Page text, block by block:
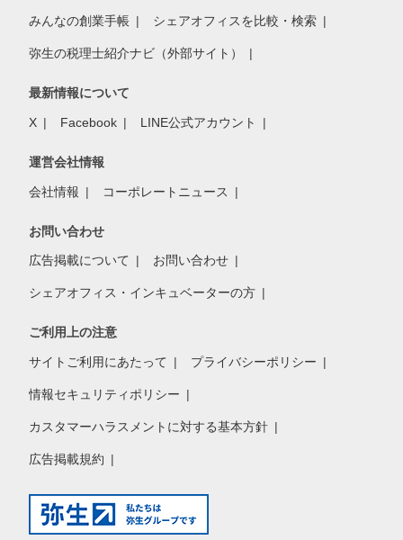
みんなの創業手帳 シェアオフィスを比較・検索
弥生の税理士紹介ナビ（外部サイト）
最新情報について
X Facebook LINE公式アカウント
運営会社情報
会社情報 コーポレートニュース
お問い合わせ
広告掲載について お問い合わせ
シェアオフィス・インキュベーターの方
ご利用上の注意
サイトご利用にあたって プライバシーポリシー
情報セキュリティポリシー
カスタマーハラスメントに対する基本方針
広告掲載規約